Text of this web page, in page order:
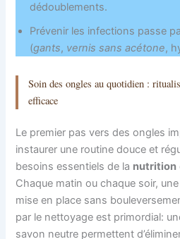
dédoublements.
Prévenir les infections passe
(gants, vernis sans acétone,
Soin des ongles au quotidien :
efficace
Le premier pas vers des ongles
instaurer une routine douce et
besoins essentiels de la nutrition
Chaque matin ou chaque soir,
mise en place sans
par le nettoyage est primordial:
savon neutre permettent